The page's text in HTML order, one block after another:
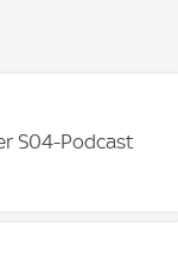
S04-Podcast